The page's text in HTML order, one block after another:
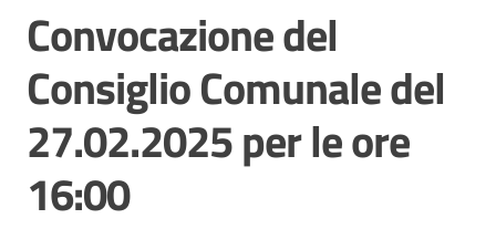
Convocazione del
Consiglio Comunale del
27.02.2025 per le ore
16:00